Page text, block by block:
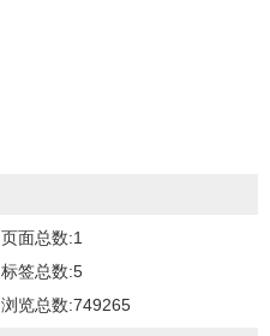
页面总数:1
标签总数:5
浏览总数:749265